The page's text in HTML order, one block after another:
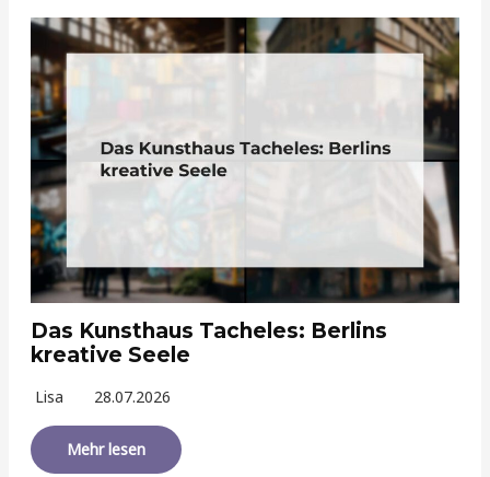
Das Kunsthaus Tacheles: Berlins
kreative Seele
Lisa 28.07.2026
Mehr lesen